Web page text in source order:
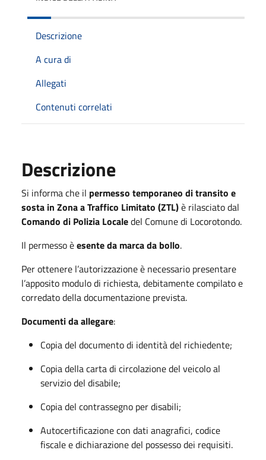
Descrizione
A cura di
Allegati
Contenuti correlati
Descrizione
Si informa che il permesso temporaneo di transito e
sosta in Zona a Traffico Limitato (ZTL)è rilasciato dal
Comando di Polizia Localedel Comune di Locorotondo.
Il permesso èesente da marca da bollo.
Per ottenere l’autorizzazione è necessario presentare
l’apposito modulo di richiesta, debitamente compilato e
corredato della documentazione prevista.
Documenti da allegare:
Copia del documento di identità del richiedente;
Copia della carta di circolazione del veicolo al
servizio del disabile;
Copia del contrassegno per disabili;
Autocertificazione con dati anagrafici, codice
fiscale e dichiarazione del possesso dei requisiti.